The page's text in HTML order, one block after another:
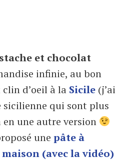
et chocolat
infinie, au bon
d’oeil à la Sicile (j’ai
qui sont plus
en une autre version
une pâte à
(avec la vidéo)